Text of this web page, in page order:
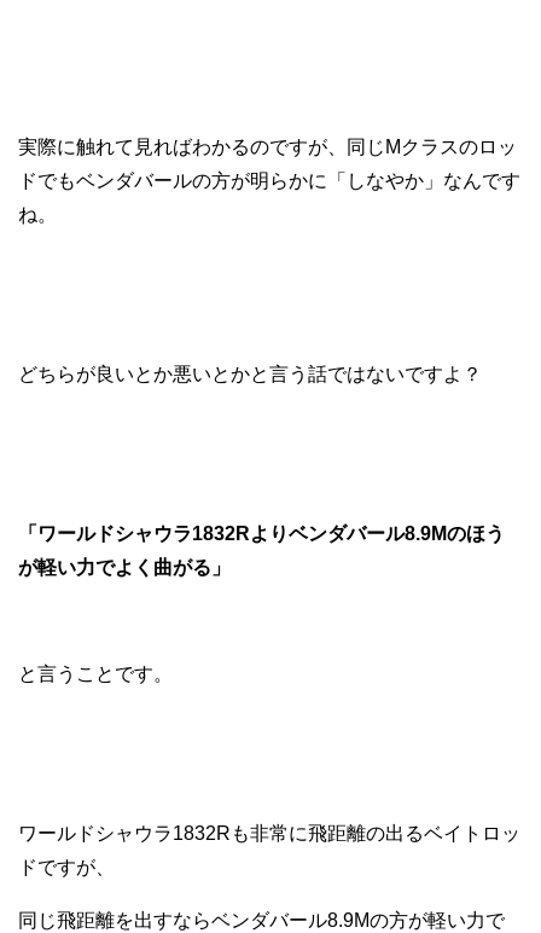
実際に触れて見ればわかるのですが、同じMクラスのロッ
ドでもベンダバールの方が明らかに「しなやか」なんです
ね。
どちらが良いとか悪いとかと言う話ではないですよ？
「ワールドシャウラ1832Rよりベンダバール8.9Mのほう
が軽い力でよく曲がる」
と言うことです。
ワールドシャウラ1832Rも非常に飛距離の出るベイトロッ
ドですが、
同じ飛距離を出すならベンダバール8.9Mの方が軽い力で